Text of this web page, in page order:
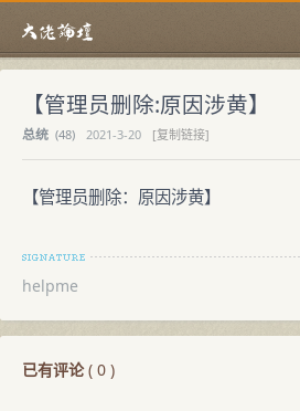
【管理员删除:原因涉黄】
总统 (48) 2021-3-20
[复制链接]
【管理员删除：原因涉黄】
helpme
已有评论( 0 )